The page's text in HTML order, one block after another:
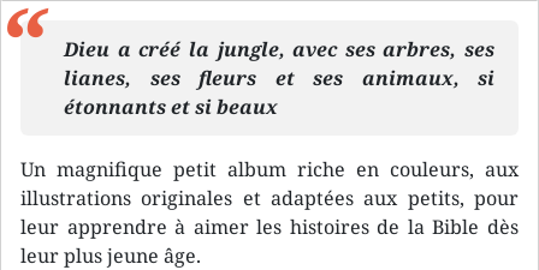
Dieu a créé la jungle, avec ses arbres, ses
lianes, ses fleurs et ses animaux, si
étonnants et si beaux
Un magnifique petit album riche en couleurs, aux
illustrations originales et adaptées aux petits, pour
leur apprendre à aimer les histoires de la Bible dès
leur plus jeune âge.